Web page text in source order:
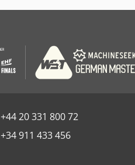
+44 20 331 800 72
+34 911 433 456